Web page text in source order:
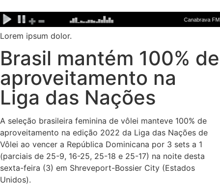
para
o
conteúdo
Lorem ipsum dolor.
Brasil mantém 100% de
aproveitamento na
Liga das Nações
A seleção brasileira feminina de vôlei manteve 100% de
aproveitamento na edição 2022 da Liga das Nações de
Vôlei ao vencer a República Dominicana por 3 sets a 1
(parciais de 25-9, 16-25, 25-18 e 25-17) na noite desta
sexta-feira (3) em Shreveport-Bossier City (Estados
Unidos).